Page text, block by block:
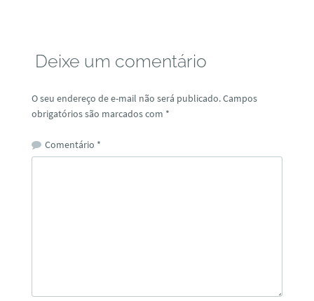
Deixe um comentário
O seu endereço de e-mail não será publicado.Campos
obrigatórios são marcados com *
Comentário *